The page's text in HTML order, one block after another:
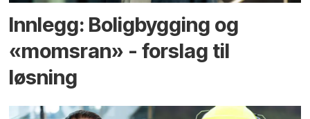
Innlegg: Boligbygging og
«momsran» - forslag til
løsning